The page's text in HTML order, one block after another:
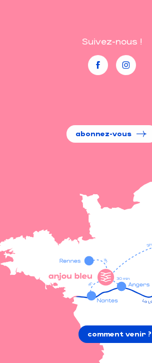
Suivez-nous !
abonnez-vous
comment venir ?